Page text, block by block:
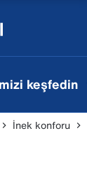
keşfedin
İnek konforu